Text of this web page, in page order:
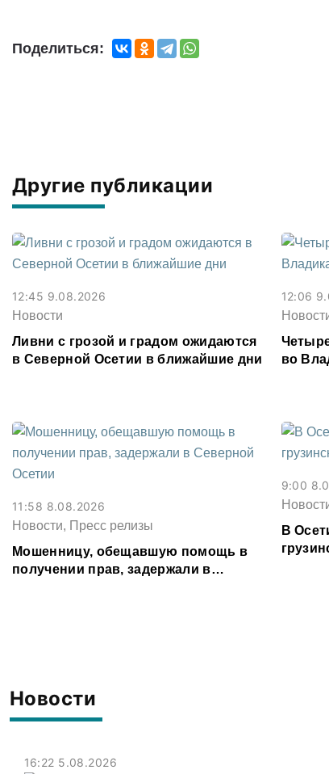
Новости
16:22 5.08.2026
Поделиться:
Другие публикации
12:45 9.08.2026
Новости
Ливни с грозой и градом ожидаются
в Северной Осетии в ближайшие дни
12:06
во
11:58 8.08.2026
Новости, Пресс релизы
Мошенницу, обещавшую помощь в
получении прав, задержали в
9:00
В